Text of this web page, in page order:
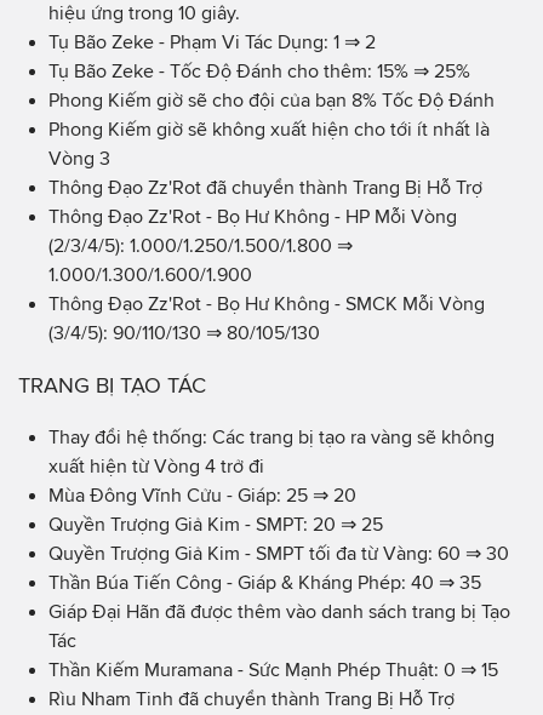
hiệu ứng trong 10 giây.
Tụ Bão Zeke - Phạm Vi Tác Dụng: 1 ⇒ 2
Tụ Bão Zeke - Tốc Độ Đánh cho thêm: 15% ⇒ 25%
Phong Kiếm giờ sẽ cho đội của bạn 8% Tốc Độ Đánh
Phong Kiếm giờ sẽ không xuất hiện cho tới ít nhất là
Vòng 3
Thông Đạo Zz'Rot đã chuyển thành Trang Bị Hỗ Trợ
Thông Đạo Zz'Rot - Bọ Hư Không - HP Mỗi Vòng
(2/3/4/5): 1.000/1.250/1.500/1.800 ⇒
1.000/1.300/1.600/1.900
Thông Đạo Zz'Rot - Bọ Hư Không - SMCK Mỗi Vòng
(3/4/5): 90/110/130 ⇒ 80/105/130
TRANG BỊ TẠO TÁC
Thay đổi hệ thống: Các trang bị tạo ra vàng sẽ không
xuất hiện từ Vòng 4 trở đi
Mùa Đông Vĩnh Cửu - Giáp: 25 ⇒ 20
Quyền Trượng Giả Kim - SMPT: 20 ⇒ 25
Quyền Trượng Giả Kim - SMPT tối đa từ Vàng: 60 ⇒ 30
Thần Búa Tiến Công - Giáp & Kháng Phép: 40 ⇒ 35
Giáp Đại Hãn đã được thêm vào danh sách trang bị Tạo
Tác
Thần Kiếm Muramana - Sức Mạnh Phép Thuật: 0 ⇒ 15
Rìu Nham Tinh đã chuyển thành Trang Bị Hỗ Trợ